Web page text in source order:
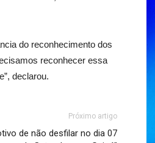
do reconhecimento dos
reconhecer essa
declarou.
Próximo artigo
de não desfilar no dia 07